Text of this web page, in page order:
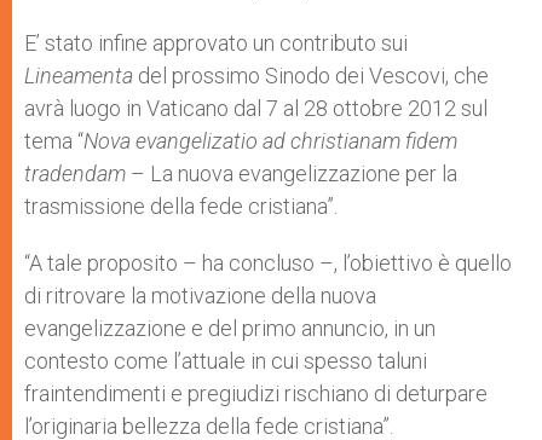
E’ stato infine approvato un contributo sui
Lineamenta del prossimo Sinodo dei Vescovi, che
avrà luogo in Vaticano dal 7 al 28 ottobre 2012 sul
tema “Nova evangelizatio ad christianam fidem
tradendam – La nuova evangelizzazione per la
trasmissione della fede cristiana”.
“A tale proposito – ha concluso –, l’obiettivo è quello
di ritrovare la motivazione della nuova
evangelizzazione e del primo annuncio, in un
contesto come l’attuale in cui spesso taluni
fraintendimenti e pregiudizi rischiano di deturpare
l’originaria bellezza della fede cristiana”.